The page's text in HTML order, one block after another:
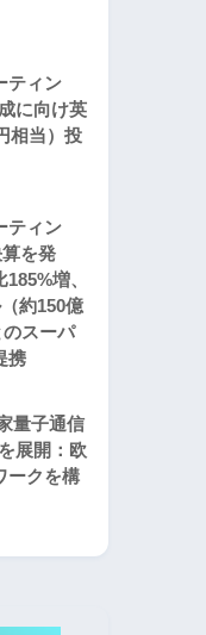
ティン
に向け英
相当）投
ティン
を発
増、
約150億
スーパ
携
量子通信
展開：欧
ークを構